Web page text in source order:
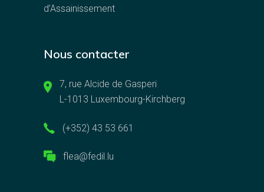
d’Assainissement
Nous contacter
7, rue Alcide de Gasperi
L-1013 Luxembourg-Kirchberg
(+352) 43 53 661
flea@fedil.lu